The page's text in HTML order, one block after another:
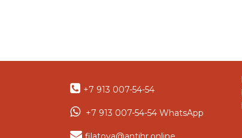
+7 913 007-54-54
+7 913 007-54-54 WhatsApp